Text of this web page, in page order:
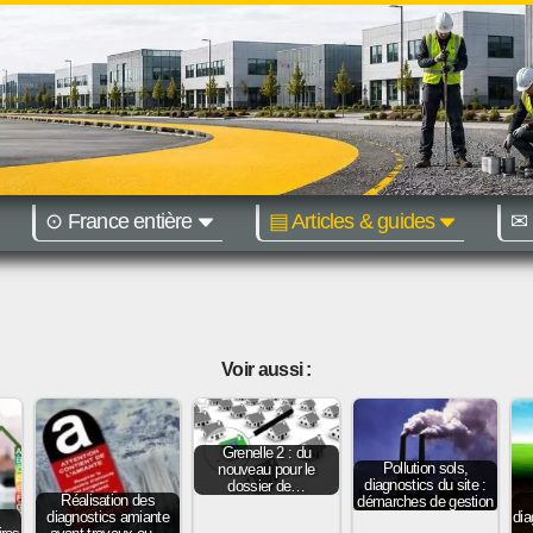
⊙ France entière ▤ Articles & guides ✉
Voir aussi :
Réalisation des
diagnostics amiante
Grenelle 2 : du
nouveau pour le
dossier de…
Pollution sols,
diagnostics du site :
démarches de gestion